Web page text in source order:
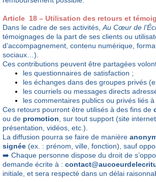
Article 18 – Utilisation des retours et
Dans le cadre de ses activités, Au Cœur de
témoignages de la part de ses clients ou
d’accompagnement, contenu numérique,
sociaux…).
Ces contributions peuvent être partagées
les questionnaires de satisfaction ;
les échanges dans des groupes privés
les courriels ou messages directs
les commentaires publics ou privés liés
Ces retours pourront être utilisés à des fins de
ou de promotion , sur tout support (site
présentation, vidéos, etc.).
La diffusion pourra se faire de manière
signée (ex. : prénom, ville, fonction), sauf
➡️ Chaque personne dispose du droit de
demande écrite à :
initiale, et sera respecté dans un délai